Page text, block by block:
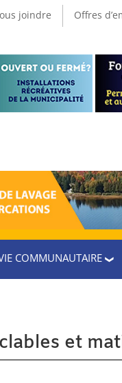
joindre Offres
COMMUNAUTAIRE
et